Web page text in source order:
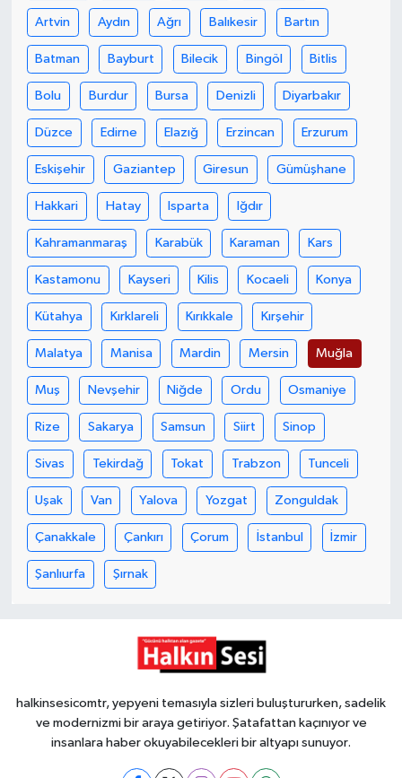
Artvin Aydın Ağrı Balıkesir Bartın
Batman Bayburt Bilecik Bingöl Bitlis
Bolu Burdur Bursa Denizli Diyarbakır
Düzce Edirne Elazığ Erzincan Erzurum
Eskişehir Gaziantep Giresun Gümüşhane
Hakkari Hatay Isparta Iğdır
Kahramanmaraş Karabük Karaman Kars
Kastamonu Kayseri Kilis Kocaeli Konya
Kütahya Kırklareli Kırıkkale Kırşehir
Malatya Manisa Mardin Mersin Muğla
Muş Nevşehir Niğde Ordu Osmaniye
Rize Sakarya Samsun Siirt Sinop
Sivas Tekirdağ Tokat Trabzon Tunceli
Uşak Van Yalova Yozgat Zonguldak
Çanakkale Çankırı Çorum İstanbul İzmir
Şanlıurfa Şırnak
halkinsesicomtr, yepyeni temasıyla sizleri buluştururken, sadelik
ve modernizmi bir araya getiriyor. Şatafattan kaçınıyor ve
insanlara haber okuyabilecekleri bir altyapı sunuyor.
Gökçebey
GÜNDEM
İş ilanı
Kilimli
Kültür - Sanat
MAGAZİN
Politika
Resmi İlan
Röportaj
Sağlık
SİYASET
Spor
Ulusal